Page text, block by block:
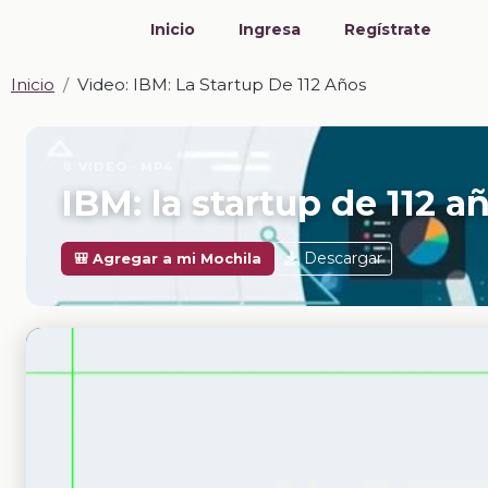
Inicio Ingresa Regístrate
Inicio Video: IBM: La Startup De 112 Años
IBM: la startup de 112
🎒 Agregar a mi Mochila Descargar